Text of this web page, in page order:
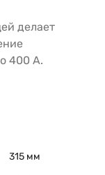
делает
400 А.
315 мм